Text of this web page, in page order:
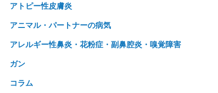
アトピー性皮膚炎
アニマル・パートナーの病気
アレルギー性鼻炎・花粉症・副鼻腔炎・嗅覚障害
ガン
コラム